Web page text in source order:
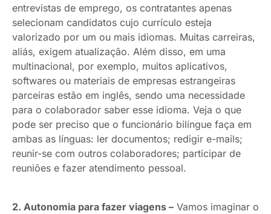
entrevistas de emprego, os contratantes apenas
selecionam candidatos cujo currículo esteja
valorizado por um ou mais idiomas. Muitas carreiras,
aliás, exigem atualização. Além disso, em uma
multinacional, por exemplo, muitos aplicativos,
softwares ou materiais de empresas estrangeiras
parceiras estão em inglês, sendo uma necessidade
para o colaborador saber esse idioma. Veja o que
pode ser preciso que o funcionário bilíngue faça em
ambas as línguas: ler documentos; redigir e-mails;
reunir-se com outros colaboradores; participar de
reuniões e fazer atendimento pessoal.
2. Autonomia para fazer viagens – Vamos imaginar o